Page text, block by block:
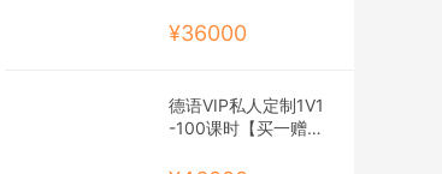
¥36000
德语VIP私人定制1V1
-100课时【买一赠一